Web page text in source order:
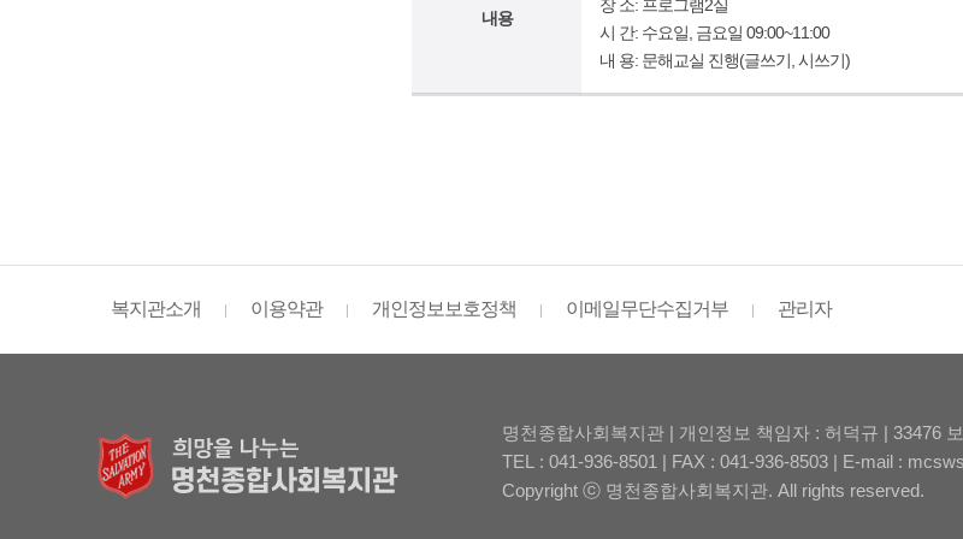
내용
장 소: 프로그램2실
시 간: 수요일, 금요일 09:00~11:00
내 용: 문해교실 진행(글쓰기, 시쓰기)
복지관소개 이용약관 개인정보보호정책 이메일무단수집거부 관리자
명천종합사회복지관 | 개인정보 책임자 : 허덕규 | 33476
TEL : 041-936-8501 | FAX : 041-936-8503 | E-mail :
Copyright ⓒ 명천종합사회복지관. All rights reserved.